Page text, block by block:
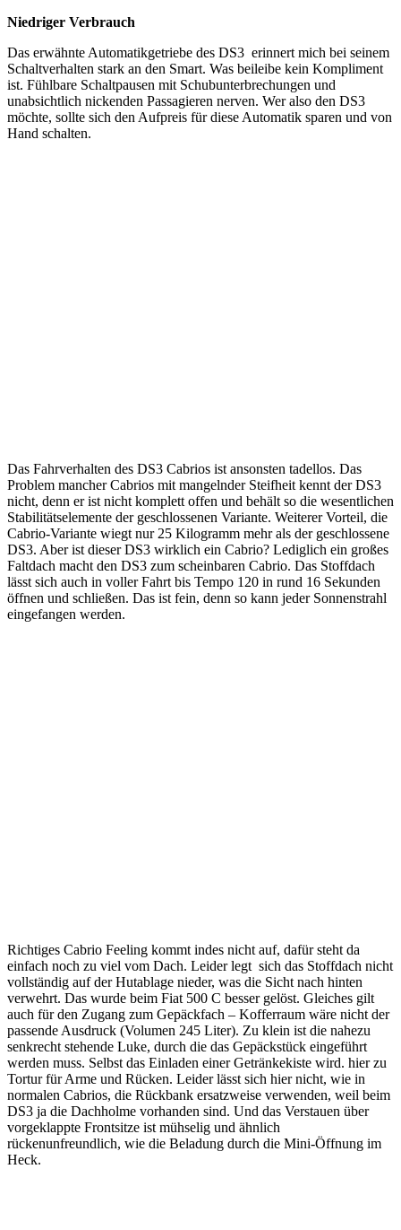
Niedriger Verbrauch
Das erwähnte Automatikgetriebe des DS3 erinnert mich bei seinem
Schaltverhalten stark an den Smart. Was beileibe kein Kompliment
ist. Fühlbare Schaltpausen mit Schubunterbrechungen und
unabsichtlich nickenden Passagieren nerven. Wer also den DS3
möchte, sollte sich den Aufpreis für diese Automatik sparen und von
Hand schalten.
Das Fahrverhalten des DS3 Cabrios ist ansonsten tadellos. Das
Problem mancher Cabrios mit mangelnder Steifheit kennt der DS3
nicht, denn er ist nicht komplett offen und behält so die wesentlichen
Stabilitätselemente der geschlossenen Variante. Weiterer Vorteil, die
Cabrio-Variante wiegt nur 25 Kilogramm mehr als der geschlossene
DS3. Aber ist dieser DS3 wirklich ein Cabrio? Lediglich ein großes
Faltdach macht den DS3 zum scheinbaren Cabrio. Das Stoffdach
lässt sich auch in voller Fahrt bis Tempo 120 in rund 16 Sekunden
öffnen und schließen. Das ist fein, denn so kann jeder Sonnenstrahl
eingefangen werden.
Richtiges Cabrio Feeling kommt indes nicht auf, dafür steht da
einfach noch zu viel vom Dach. Leider legt sich das Stoffdach nicht
vollständig auf der Hutablage nieder, was die Sicht nach hinten
verwehrt. Das wurde beim Fiat 500 C besser gelöst. Gleiches gilt
auch für den Zugang zum Gepäckfach – Kofferraum wäre nicht der
passende Ausdruck (Volumen 245 Liter). Zu klein ist die nahezu
senkrecht stehende Luke, durch die das Gepäckstück eingeführt
werden muss. Selbst das Einladen einer Getränkekiste wird. hier zu
Tortur für Arme und Rücken. Leider lässt sich hier nicht, wie in
normalen Cabrios, die Rückbank ersatzweise verwenden, weil beim
DS3 ja die Dachholme vorhanden sind. Und das Verstauen über
vorgeklappte Frontsitze ist mühselig und ähnlich
rückenunfreundlich, wie die Beladung durch die Mini-Öffnung im
Heck.